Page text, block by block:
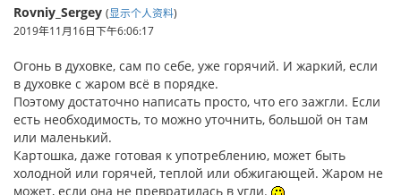
Rovniy_Sergey (显示个人资料)
2019年11月16日下午6:06:17
Огонь в духовке, сам по себе, уже горячий. И жаркий, если
в духовке с жаром всё в порядке.
Поэтому достаточно написать просто, что его зажгли. Если
есть необходимость, то можно уточнить, большой он там
или маленький.
Картошка, даже готовая к употреблению, может быть
холодной или горячей, теплой или обжигающей. Жаром не
может, если она не превратилась в угли.